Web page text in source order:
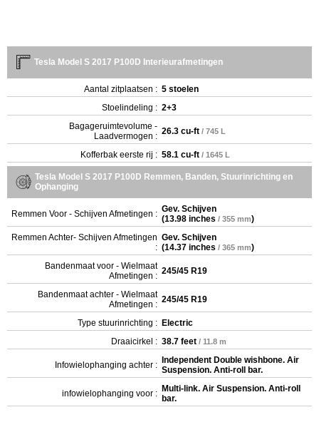
Tesla Model S 2017 P100D Interieurafmetingen
Aantal zitplaatsen : 5 stoelen
Stoelindeling : 2+3
Bagageruimtevolume -
Laadvermogen : 26.3 cu-ft / 745 L
Kofferbak eerste rij : 58.1 cu-ft / 1645 L
Tesla Model S 2017 P100D Remmen, Banden, Stuurinrichting en
Ophanging
Remmen Voor - Schijven Afmetingen : Gev. Schijven
(13.98 inches / 355 mm)
Remmen Achter- Schijven Afmetingen
:
Gev. Schijven
(14.37 inches / 365 mm)
Bandenmaat voor - Wielmaat
Afmetingen : 245/45 R19
Bandenmaat achter - Wielmaat
Afmetingen : 245/45 R19
Type stuurinrichting : Electric
Draaicirkel : 38.7 feet / 11.8 m
Infowielophanging achter : Independent Double wishbone. Air
Suspension. Anti-roll bar.
infowielophanging voor : Multi-link. Air Suspension. Anti-roll
bar.